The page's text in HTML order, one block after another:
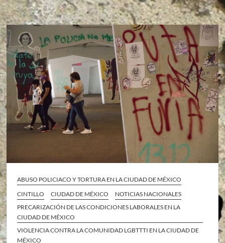
ABUSO POLICIACO Y TORTURA EN LA CIUDAD DE MÉXICO
CINTILLO
CIUDAD DE MÉXICO
NOTICIAS NACIONALES
PRECARIZACIÓN DE LAS CONDICIONES LABORALES EN LA
CIUDAD DE MÉXICO
VIOLENCIA CONTRA LA COMUNIDAD LGBTTTI EN LA CIUDAD DE
MÉXICO